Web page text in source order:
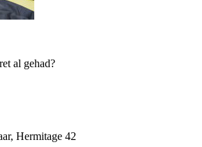
al gehad?
Hermitage 42